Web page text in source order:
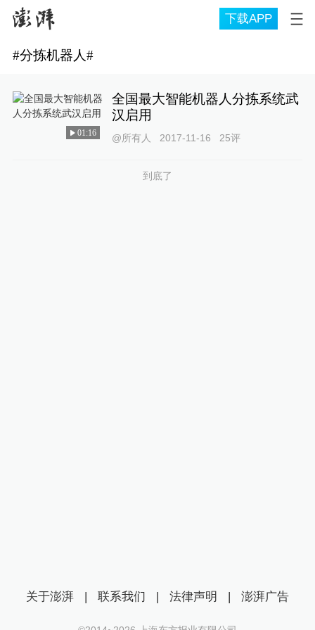
下载APP
#分拣机器人#
01:16
全国最大智能机器人分拣系统武
汉启用
@所有人 2017-11-16 25评
到底了
关于澎湃 | 联系我们 | 法律声明 | 澎湃广告